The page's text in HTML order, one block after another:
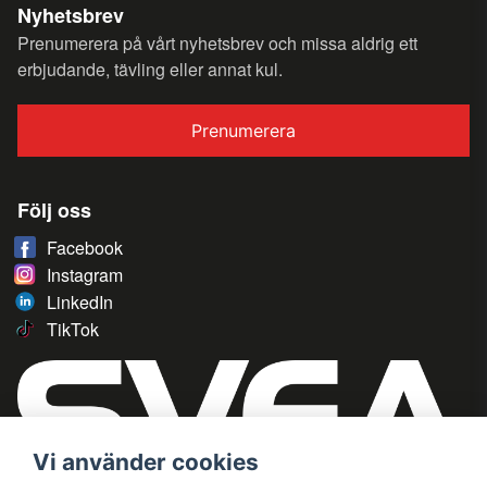
Nyhetsbrev
Prenumerera på vårt nyhetsbrev och missa aldrig ett
erbjudande, tävling eller annat kul.
Prenumerera
Följ oss
Facebook
Instagram
LinkedIn
TikTok
Vi använder cookies